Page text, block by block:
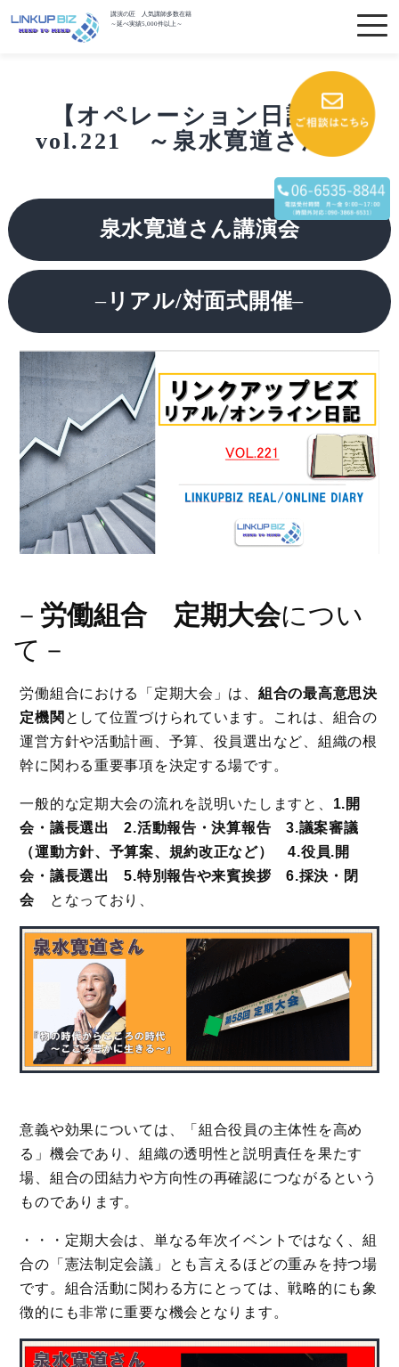
講演の匠 人気講師多数在籍
～延べ実績5,000件以上～
【オペレーション日記】
vol.221 ～泉水寛道さん～
泉水寛道さん講演会
–リアル/対面式開催–
－ 労働組合 定期大会につい
て－
労働組合における「定期大会」は、 組合の最高意思決
定機関 として位置づけられています。これは、組合の
運営方針や活動計画、予算、役員選出など、組織の根
幹に関わる重要事項を決定する場です。
一般的な定期大会の流れを説明いたしますと、 1.開
会・議長選出 2.活動報告・決算報告 3.議案審議
（運動方針、予算案、規約改正など） 4.役員.開
会・議長選出 5.特別報告や来賓挨拶
6.採決・閉
会 となっており、
意義や効果については、「組合役員の主体性を高め
る」機会であり、組織の透明性と説明責任を果たす
場、組合の団結力や方向性の再確認につながるという
ものであります。
・・・定期大会は、単なる年次イベントではなく、組
合の「憲法制定会議」とも言えるほどの重みを持つ場
です。組合活動に関わる方にとっては、戦略的にも象
徴的にも非常に重要な機会となります。